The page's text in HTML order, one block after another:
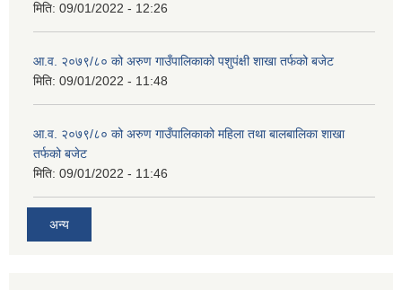
मिति: 09/01/2022 - 12:26
आ.व. २०७९/८० को अरुण गाउँपालिकाको पशुपंक्षी शाखा तर्फको बजेट
मिति: 09/01/2022 - 11:48
आ.व. २०७९/८० को अरुण गाउँपालिकाको महिला तथा बालबालिका शाखा
तर्फको बजेट
मिति: 09/01/2022 - 11:46
अन्य